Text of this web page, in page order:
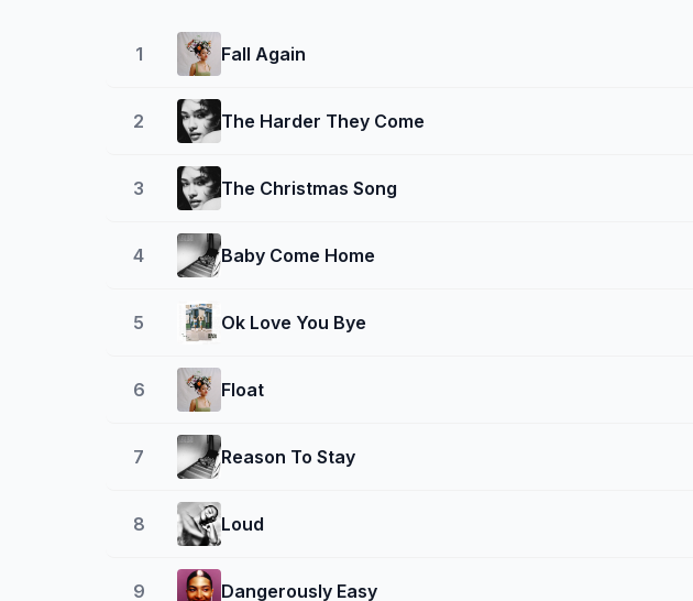
1 Fall Again
2 The Harder They Come
3 The Christmas Song
4 Baby Come Home
5 Ok Love You Bye
6 Float
7 Reason To Stay
8 Loud
9 Dangerously Easy